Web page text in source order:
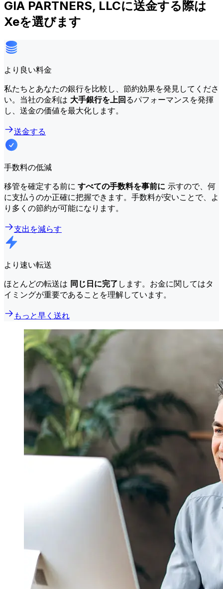
GIA PARTNERS, LLCに送金する際は
Xeを選びます
より良い料金
私たちとあなたの銀行を比較し、節約効果を発見してくださ
い。当社の金利は 大手銀行を上回るパフォーマンスを発揮
し、送金の価値を最大化します。
送金する
手数料の低減
移管を確定する前に すべての手数料を事前に 示すので、何
に支払うのか正確に把握できます。手数料が安いことで、よ
り多くの節約が可能になります。
支出を減らす
より速い転送
ほとんどの転送は 同じ日に完了 します。お金に関してはタ
イミングが重要であることを理解しています。
もっと早く送れ